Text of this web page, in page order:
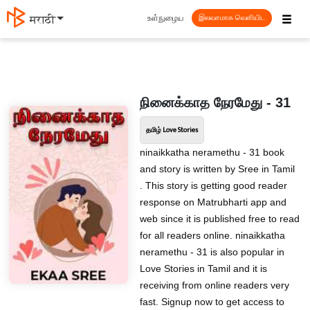
मराठी ☰
உள்நுழைய இலவசமாக வெளியிட
நினைக்காத நேரமேது - 31
தமிழ் Love Stories
ninaikkatha neramethu - 31 book
and story is written by Sree in Tamil
. This story is getting good reader
response on Matrubharti app and
web since it is published free to read
for all readers online. ninaikkatha
neramethu - 31 is also popular in
Love Stories in Tamil and it is
receiving from online readers very
fast. Signup now to get access to